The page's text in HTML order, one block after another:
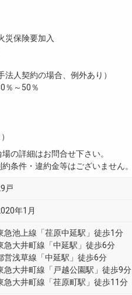
保険要加入
契約の場合、例外あり）
％～50％
の詳細はお問合せ下さい。
条件・違約金等はございません。
戸
年1月
急池上線「荏原中延駅」徒歩1分
急大井町線「中延駅」徒歩6分
営浅草線「中延駅」徒歩6分
急大井町線「戸越公園駅」徒歩9分
急大井町線「荏原町駅」徒歩11分